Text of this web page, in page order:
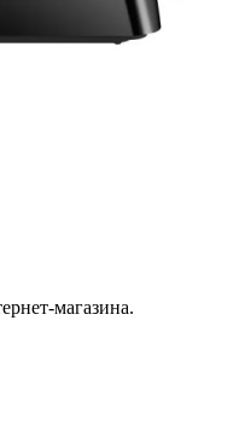
магазина.